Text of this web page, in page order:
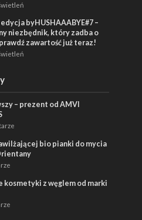
byHUSHAAABYE#7 –
niezbędnik, który zadba o
zawartość już teraz!
– prezent od AMVI
bio pianki do mycia
kosmetyki z węglem od marki